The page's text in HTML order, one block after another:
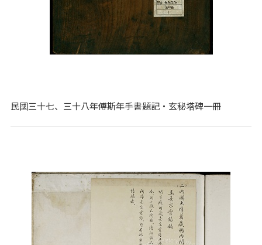
民國三十七、三十八年傅斯年手書題記‧玄秘塔碑一冊